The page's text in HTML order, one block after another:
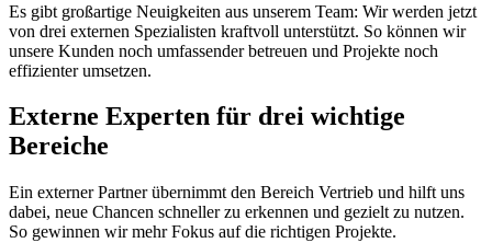
Es gibt großartige Neuigkeiten aus unserem Team: Wir werden jetzt
von drei externen Spezialisten kraftvoll unterstützt. So können wir
unsere Kunden noch umfassender betreuen und Projekte noch
effizienter umsetzen.
Externe Experten für drei wichtige
Bereiche
Ein externer Partner übernimmt den Bereich Vertrieb und hilft uns
dabei, neue Chancen schneller zu erkennen und gezielt zu nutzen.
So gewinnen wir mehr Fokus auf die richtigen Projekte.